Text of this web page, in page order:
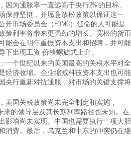
为通胀率一直远高于央行2% 的目标。
保持坚挺，并愿意放松政策以保证这一
市场委员会（FOMC）任命的人可能是
策利率将带来更强劲的增长。宽松的货币
能会在明年重振资本支出和招聘，并可能
出现工资-价格螺旋式上升。
一个世纪以来的美国最高的关税水平对全
经济收缩。企业缩减科技资本支出也可能
央行重新对抗通胀，对市场的关键支撑将
美国关税政策尚未完全制定和实施，
来的领导层及其长期利率路径也未知。在
影响尚未实现。中国也需要执行一项大胆
消费。最后，乌克兰和中东的冲突仍在继